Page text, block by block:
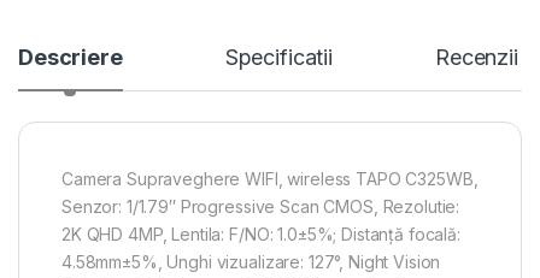
Descriere Specificatii Recenzii
Camera Supraveghere WIFI, wireless TAPO C325WB,
Senzor: 1/1.79″ Progressive Scan CMOS, Rezolutie:
2K QHD 4MP, Lentila: F/NO: 1.0±5%; Distanță focală:
4.58mm±5%, Unghi vizualizare: 127°, Night Vision